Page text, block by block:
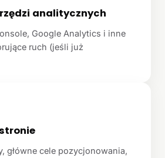
analitycznych
Google Analytics i inne
ruch (jeśli już
główne cele pozycjonowania,